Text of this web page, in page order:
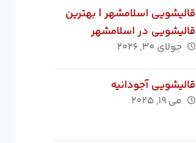
قالیشویی اسلامشهر | بهترین
قالیشویی در اسلامشهر
جولای ۳۰, ۲۰۲۶
قالیشویی آجودانیه
می ۱۹, ۲۰۲۵